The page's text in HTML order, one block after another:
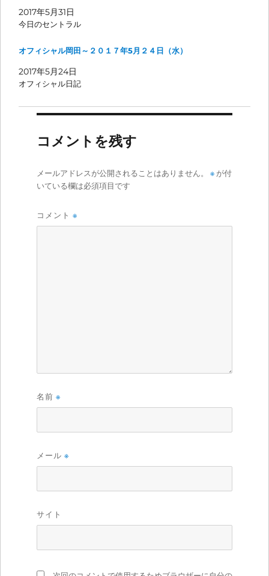
2017年5月31日
今日のセントラル
オフィシャル岡田～２０１７年5月２４日（水）
2017年5月24日
オフィシャル日記
コメントを残す
メールアドレスが公開されることはありません。 ※が付
いている欄は必須項目です
コメント ※
名前 ※
メール ※
サイト